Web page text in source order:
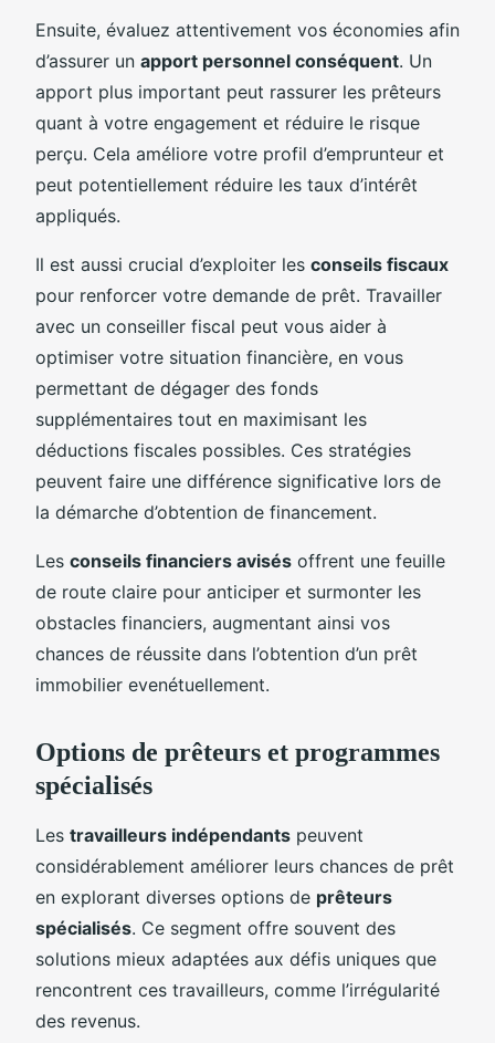
Ensuite, évaluez attentivement vos économies afin
d’assurer un apport personnel conséquent. Un
apport plus important peut rassurer les prêteurs
quant à votre engagement et réduire le risque
perçu. Cela améliore votre profil d’emprunteur et
peut potentiellement réduire les taux d’intérêt
appliqués.
Il est aussi crucial d’exploiter les conseils fiscaux
pour renforcer votre demande de prêt. Travailler
avec un conseiller fiscal peut vous aider à
optimiser votre situation financière, en vous
permettant de dégager des fonds
supplémentaires tout en maximisant les
déductions fiscales possibles. Ces stratégies
peuvent faire une différence significative lors de
la démarche d’obtention de financement.
Les conseils financiers avisés offrent une feuille
de route claire pour anticiper et surmonter les
obstacles financiers, augmentant ainsi vos
chances de réussite dans l’obtention d’un prêt
immobilier evenétuellement.
Options de prêteurs et programmes
spécialisés
Les travailleurs indépendants peuvent
considérablement améliorer leurs chances de prêt
en explorant diverses options de prêteurs
spécialisés. Ce segment offre souvent des
solutions mieux adaptées aux défis uniques que
rencontrent ces travailleurs, comme l’irrégularité
des revenus.